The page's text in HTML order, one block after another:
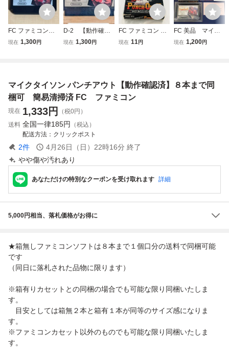
FC ファミコンソ
フト マイクタイ
現在 1,300円
D-2 【動作確認
済】FCソフト マ
現在 1,300円
FC ファミコン パ
ンチアウト マイク
現在 11円
FC 美品 マイク
タイソンパンチア
現在 1,200円
マイクタイソン パンチアウト【動作確認済】８本まで同
梱可 簡易清掃済 FC ファミコン
現在 1,333円
（税0円）
送料 全国一律185円
（税込）
配送方法
クリックポスト
2件 4月26日（日）22時16分 終了
やや傷や汚れあり
あなただけの特別なクーポンを受け取れます 詳細
5,000円相当、落札価格がお得に
★箱無しファミコンソフトは８本まで１個口分の送料で同梱可能
です
（同日に落札された品物に限ります）
※箱有りカセットとの同梱の場合でも可能な限り同梱いたしま
す。
目安としては箱無２本と箱有１本が同等のサイズ感になりま
す。
※ファミコンカセット以外のものでも可能な限り同梱いたしま
す。